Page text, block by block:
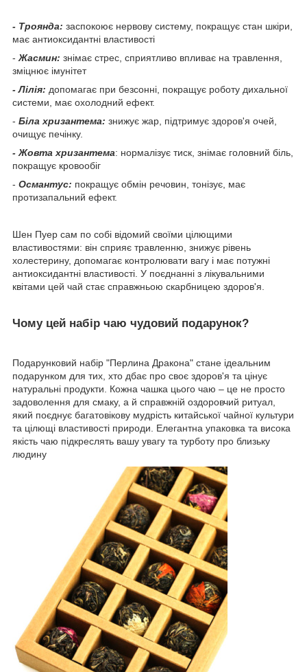
- Троянда: заспокоює нервову систему, покращує стан шкіри,
має антиоксидантні властивості
-Жасмин: знімає стрес, сприятливо впливає на травлення,
зміцнює імунітет
- Лілія: допомагає при безсонні, покращує роботу дихальної
системи, має охолодний ефект.
- Біла хризантема: знижує жар, підтримує здоров'я очей,
очищує печінку.
- Жовта хризантема: нормалізує тиск, знімає головний біль,
покращує кровообіг
- Османтус: покращує обмін речовин, тонізує, має
протизапальний ефект.
Шен Пуер сам по собі відомий своїми цілющими
властивостями: він сприяє травленню, знижує рівень
холестерину, допомагає контролювати вагу і має потужні
антиоксидантні властивості. У поєднанні з лікувальними
квітами цей чай стає справжньою скарбницею здоров'я.
Чому цей набір чаю чудовий подарунок?
Подарунковий набір "Перлина Дракона" стане ідеальним
подарунком для тих, хто дбає про своє здоров'я та цінує
натуральні продукти. Кожна чашка цього чаю – це не просто
задоволення для смаку, а й справжній оздоровчий ритуал,
який поєднує багатовікову мудрість китайської чайної культури
та цілющі властивості природи. Елегантна упаковка та висока
якість чаю підкреслять вашу увагу та турботу про близьку
людину